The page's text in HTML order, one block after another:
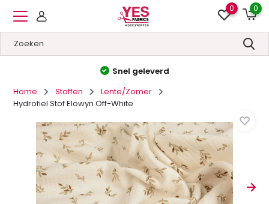
0 0
Hoge kwaliteit&
Home
Stoffen
Lente/Zomer
Hydrofiel Stof Elowyn Off-White